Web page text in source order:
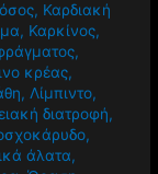
, Καρδιακή
, Καρκίνος,
,
κρέας,
, Λίμπιντο,
διατροφή,
,
άλατα,